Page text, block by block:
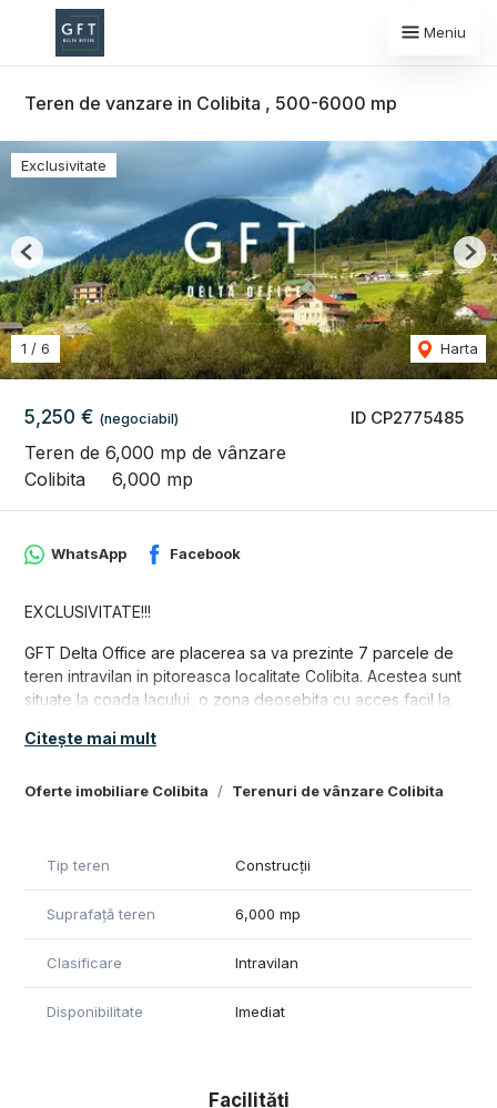
Meniu
Teren de vanzare in Colibita , 500-6000 mp
ID CP2775485
5,250 € (negociabil)
Teren de 6,000 mp de vânzare
Colibita
6,000 mp
Exclusivitate
1 / 6 Harta
Previous
Oferte imobiliare Colibita Terenuri de vânzare Colibita
WhatsApp Facebook
EXCLUSIVITATE!!!
GFT Delta Office are placerea sa va prezinte 7 parcele de
teren intravilan in pitoreasca localitate Colibita. Acestea sunt
situate la coada lacului, o zona deosebita cu acces facil la
Se poate achizitiona tot sau doar o parcela in functie de
neuitat alaturi de cei dragi sau pentru a dezvolta un business
de succes in industria agroturismului.
Caracteristici:
Locatie: Colibita
Tip teren: intravilan
Suprafete: 500- 1423 mp
Utilitati in apropiere: Curent, apa, canalizare
Pentru mai multe detalii sau a programa o vizionare nu ezita
Citește mai mult
Tip teren Construcții
Suprafață teren 6,000 mp
Clasificare Intravilan
Disponibilitate Imediat
Facilități